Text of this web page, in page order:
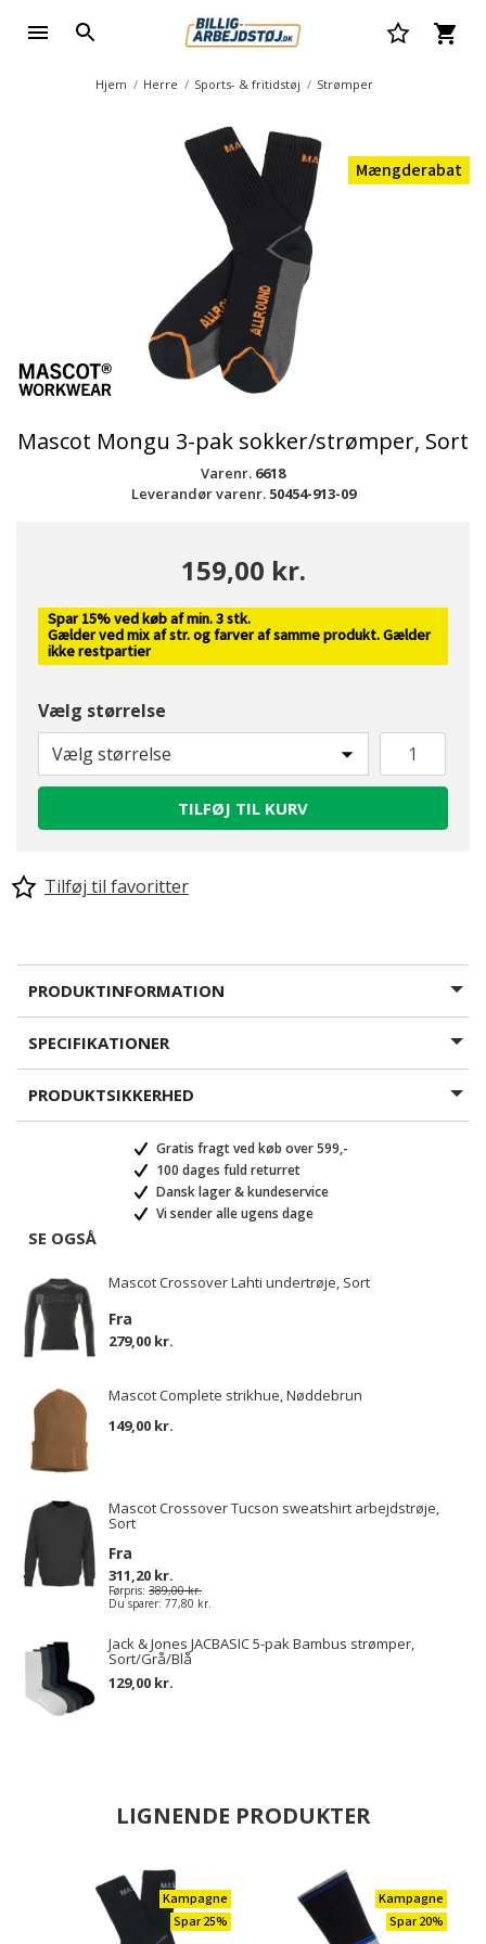
Hjem Herre Sports- & fritidstøj Strømper
Mængderabat
Mascot Mongu 3-pak sokker/strømper, Sort
Varenr. 6618
Leverandør varenr. 50454-913-09
159,00 kr.
Spar 15% ved køb af min. 3 stk.
Gælder ved mix af str. og farver af samme produkt. Gælder
ikke restpartier
Vælg størrelse
Vælg størrelse
TILFØJ TIL KURV
Tilføj til favoritter
PRODUKTINFORMATION
SPECIFIKATIONER
PRODUKTSIKKERHED
Gratis fragt ved køb over 599,-
100 dages fuld returret
Dansk lager & kundeservice
Vi sender alle ugens dage
SE OGSÅ
Mascot Crossover Lahti undertrøje, Sort
Fra
279,00 kr.
Mascot Complete strikhue, Nøddebrun
149,00 kr.
Mascot Crossover Tucson sweatshirt arbejdstrøje,
Sort
Fra
311,20 kr.
Førpris: 389,00 kr.
Du sparer: 77,80 kr.
Jack & Jones JACBASIC 5-pak Bambus strømper,
Sort/Grå/Blå
129,00 kr.
LIGNENDE PRODUKTER
Kampagne
Spar 25%
Kampagne
Spar 20%